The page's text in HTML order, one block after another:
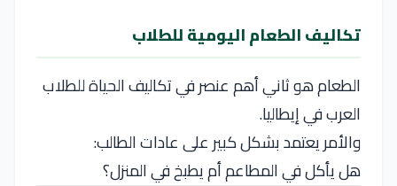
تكاليف الطعام اليومية للطلاب
الطعام هو ثاني أهم عنصر في تكاليف الحياة للطلاب
العرب في إيطاليا.
والأمر يعتمد بشكل كبير على عادات الطالب:
هل يأكل في المطاعم أم يطبخ في المنزل؟